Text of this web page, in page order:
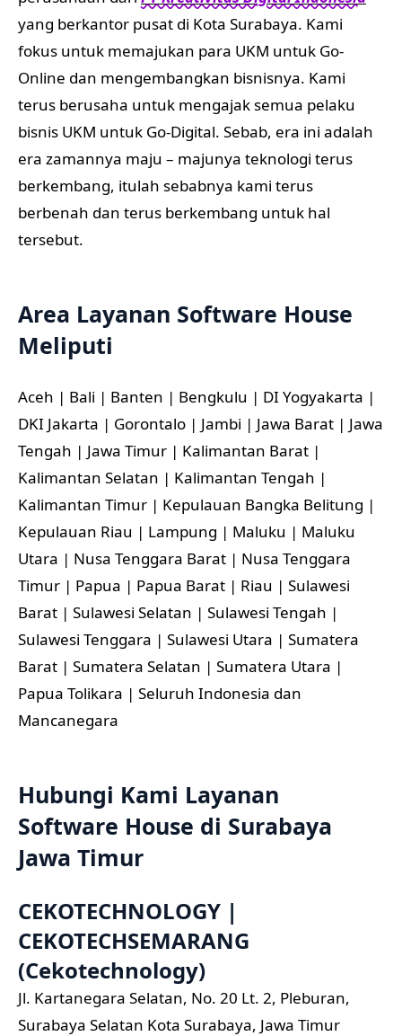
yang berkantor pusat di Kota Surabaya. Kami
fokus untuk memajukan para UKM untuk Go-
Online dan mengembangkan bisnisnya. Kami
terus berusaha untuk mengajak semua pelaku
bisnis UKM untuk Go-Digital. Sebab, era ini adalah
era zamannya maju – majunya teknologi terus
berkembang, itulah sebabnya kami terus
berbenah dan terus berkembang untuk hal
tersebut.
Area Layanan Software House
Meliputi
Aceh | Bali | Banten | Bengkulu | DI Yogyakarta |
DKI Jakarta | Gorontalo | Jambi | Jawa Barat | Jawa
Tengah | Jawa Timur | Kalimantan Barat |
Kalimantan Selatan | Kalimantan Tengah |
Kalimantan Timur | Kepulauan Bangka Belitung |
Kepulauan Riau | Lampung | Maluku | Maluku
Utara | Nusa Tenggara Barat | Nusa Tenggara
Timur | Papua | Papua Barat | Riau | Sulawesi
Barat | Sulawesi Selatan | Sulawesi Tengah |
Sulawesi Tenggara | Sulawesi Utara | Sumatera
Barat | Sumatera Selatan | Sumatera Utara |
Papua Tolikara | Seluruh Indonesia dan
Mancanegara
Hubungi Kami Layanan
Software House di Surabaya
Jawa Timur
CEKOTECHNOLOGY |
CEKOTECHSEMARANG
(Cekotechnology)
Jl. Kartanegara Selatan, No. 20 Lt. 2, Pleburan,
Surabaya Selatan Kota Surabaya, Jawa Timur